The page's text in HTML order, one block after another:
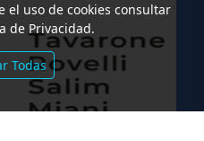
el uso de cookies consultar
de Privacidad.
Todas